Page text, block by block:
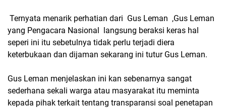
Ternyata menarik perhatian dari Gus Leman ,Gus Leman
yang Pengacara Nasional langsung beraksi keras hal
seperi ini itu sebetulnya tidak perlu terjadi diera
keterbukaan dan dijaman sekarang ini tutur Gus Leman.
Gus Leman menjelaskan ini kan sebenarnya sangat
sederhana sekali warga atau masyarakat itu meminta
kepada pihak terkait tentang transparansi soal penetapan